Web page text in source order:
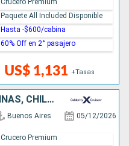
US$ 1,131 +Tasas
Crucero Premium
Paquete All Included Disponible
Hasta -$600/cabina
60% Off en 2° pasajero
ARGENTINA, ISLAS MALVINAS, CHILE, URUGUAY
Buenos Aires 05/12/2026
Crucero Premium